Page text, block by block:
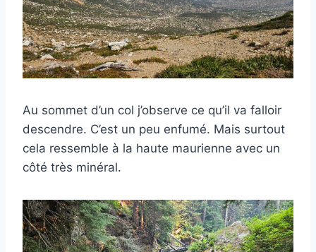
Au sommet d’un col j’observe ce qu’il va falloir
descendre. C’est un peu enfumé. Mais surtout
cela ressemble à la haute maurienne avec un
côté très minéral.